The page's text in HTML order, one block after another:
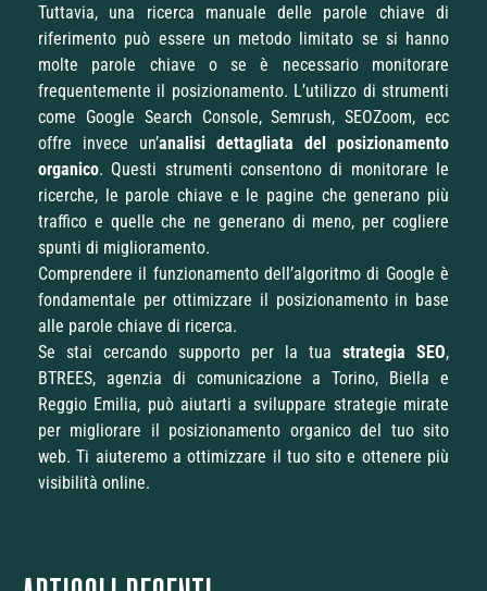
Tuttavia, una ricerca manuale delle parole chiave di
riferimento può essere un metodo limitato se si hanno
molte parole chiave o se è necessario monitorare
frequentemente il posizionamento. L’utilizzo di strumenti
come Google Search Console, Semrush, SEOZoom, ecc
offre invece un’analisi dettagliata del posizionamento
organico. Questi strumenti consentono di monitorare le
ricerche, le parole chiave e le pagine che generano più
traffico e quelle che ne generano di meno, per cogliere
spunti di miglioramento.
Comprendere il funzionamento dell’algoritmo di Google è
fondamentale per ottimizzare il posizionamento in base
alle parole chiave di ricerca.
Se stai cercando supporto per la tua strategia SEO,
BTREES, agenzia di comunicazione a Torino, Biella e
Reggio Emilia, può aiutarti a sviluppare strategie mirate
per migliorare il posizionamento organico del tuo sito
web. Ti aiuteremo a ottimizzare il tuo sito e ottenere più
visibilità online.